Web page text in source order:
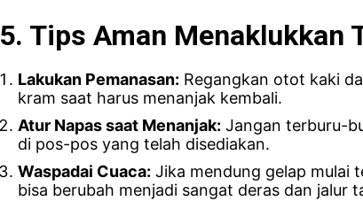
5. Tips Aman Menaklukkan
Lakukan Pemanasan: Regangkan otot kaki
kram saat harus menanjak kembali.
Atur Napas saat Menanjak: Jangan terburu-
di pos-pos yang telah disediakan.
Waspadai Cuaca: Jika mendung gelap mulai
bisa berubah menjadi sangat deras dan jalur